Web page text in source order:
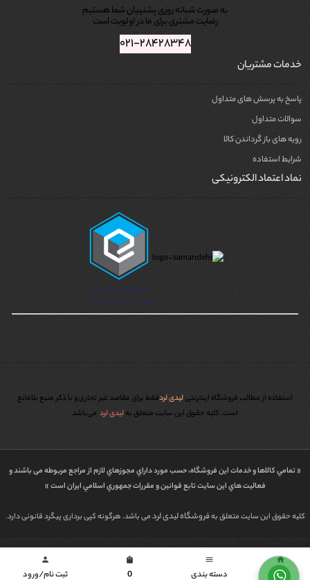
به صورت شبانه روزی پشتیبان شما هستیم
رضایت مشتری برای ما در اولویت است
۰۲۱-۲۸۴۲۸۳۴۸
خدمات مشتریان
پاسخ به پرسش های متداول
سوالات متداول
رویه های باز گرداندن کالا
شرایط استفاده
نماد اعتماد الکترونیکی
استفاده از مطالب فروشگاه اینترنتیلیدی لردفقط برای مقاصد غیر تجاری و با ذکر منبع بلامانع
است. کليه حقوق اين سايت متعلق بهلیدی لرد می‌باشد
« تمامي كالاها و خدمات اين فروشگاه، حسب مورد داراي مجوزهاي لازم از مراجع مربوطه می باشند و
فعاليت هاي اين سايت تابع قوانين و مقررات جمهوري اسلامي ايران است »
کلیه حقوق این سایت متعلق بهفروشگاه لیدی لردمی باشد. هرگونه کپی برداری پیگرد قانونی دارد.
طراحی شده توسط | پاورگرافhome
خانه
menu
دسته بندی
shopping_bag
0
person
ثبت نام/ورود